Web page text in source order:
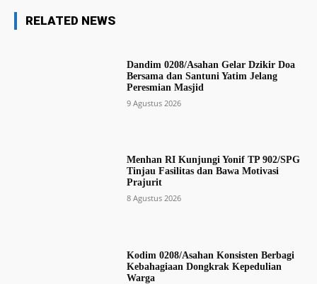
RELATED NEWS
Dandim 0208/Asahan Gelar Dzikir Doa
Bersama dan Santuni Yatim Jelang
Peresmian Masjid
9 Agustus 2026
Menhan RI Kunjungi Yonif TP 902/SPG
Tinjau Fasilitas dan Bawa Motivasi
Prajurit
8 Agustus 2026
Kodim 0208/Asahan Konsisten Berbagi
Kebahagiaan Dongkrak Kepedulian
Warga